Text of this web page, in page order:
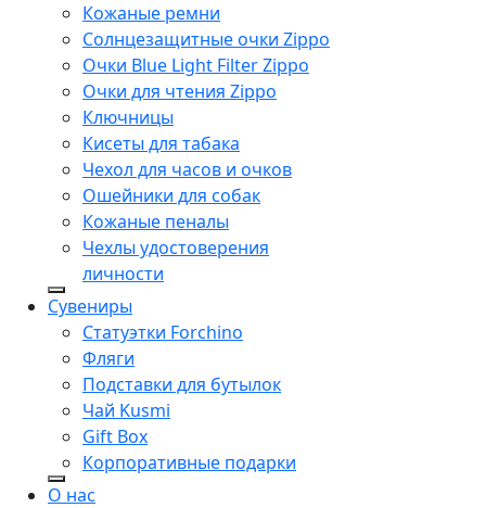
Кожаные ремни
Солнцезащитные очки Zippo
Очки Blue Light Filter Zippo
Очки для чтения Zippo
Ключницы
Кисеты для табака
Чехол для часов и очков
Ошейники для собак
Кожаные пеналы
Чехлы удостоверения
личности
Сувениры
Статуэтки Forchino
Фляги
Подставки для бутылок
Чай Kusmi
Gift Box
Корпоративные подарки
О нас